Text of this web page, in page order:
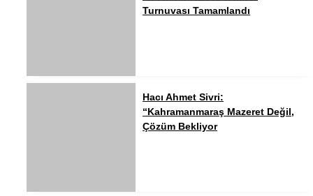
Turnuvası Tamamlandı
Hacı Ahmet Sivri:
“Kahramanmaraş Mazeret Değil,
Çözüm Bekliyor